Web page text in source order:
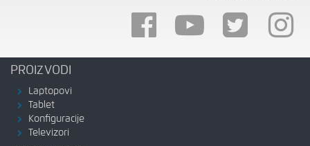
PROIZVODI
Laptopovi
Tablet
Konfiguracije
Televizori